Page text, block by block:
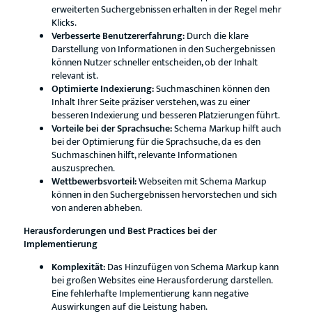
erweiterten Suchergebnissen erhalten in der Regel mehr
Klicks.
Verbesserte Benutzererfahrung:Durch die klare
Darstellung von Informationen in den Suchergebnissen
können Nutzer schneller entscheiden, ob der Inhalt
relevant ist.
Optimierte Indexierung:Suchmaschinen können den
Inhalt Ihrer Seite präziser verstehen, was zu einer
besseren Indexierung und besseren Platzierungen führt.
Vorteile bei der Sprachsuche:Schema Markup hilft auch
bei der Optimierung für die Sprachsuche, da es den
Suchmaschinen hilft, relevante Informationen
auszusprechen.
Wettbewerbsvorteil:Webseiten mit Schema Markup
können in den Suchergebnissen hervorstechen und sich
von anderen abheben.
Herausforderungen und Best Practices bei der
Implementierung
Komplexität:Das Hinzufügen von Schema Markup kann
bei großen Websites eine Herausforderung darstellen.
Eine fehlerhafte Implementierung kann negative
Auswirkungen auf die Leistung haben.